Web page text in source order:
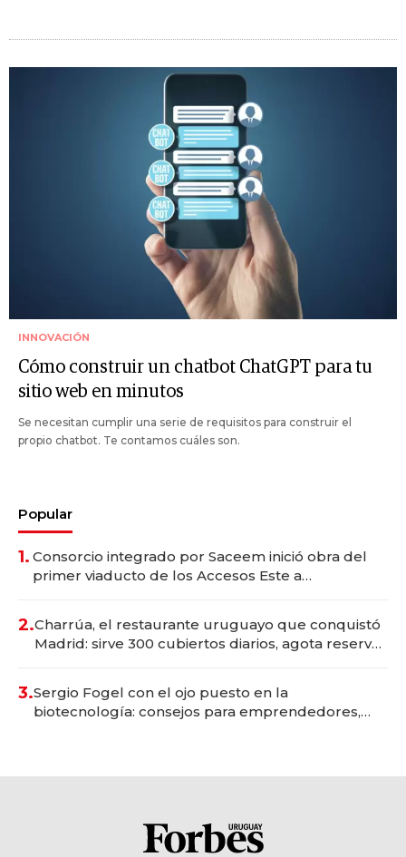
INNOVACIÓN
Cómo construir un chatbot ChatGPT para tu
sitio web en minutos
Se necesitan cumplir una serie de requisitos para construir el
propio chatbot. Te contamos cuáles son.
Popular
1. Consorcio integrado por Saceem inició obra del
primer viaducto de los Accesos Este a
2.Charrúa, el restaurante uruguayo que conquistó
Madrid: sirve 300 cubiertos diarios, agota reservas
3.Sergio Fogel con el ojo puesto en la
biotecnología: consejos para emprendedores,